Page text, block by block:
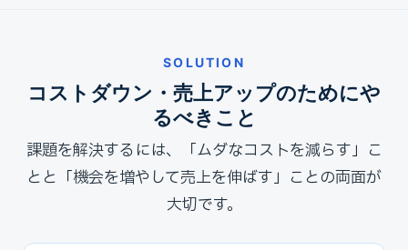
SOLUTION
コストダウン・売上アップのためにや
るべきこと
課題を解決するには、「ムダなコストを減らす」こ
とと「機会を増やして売上を伸ばす」ことの両面が
大切です。